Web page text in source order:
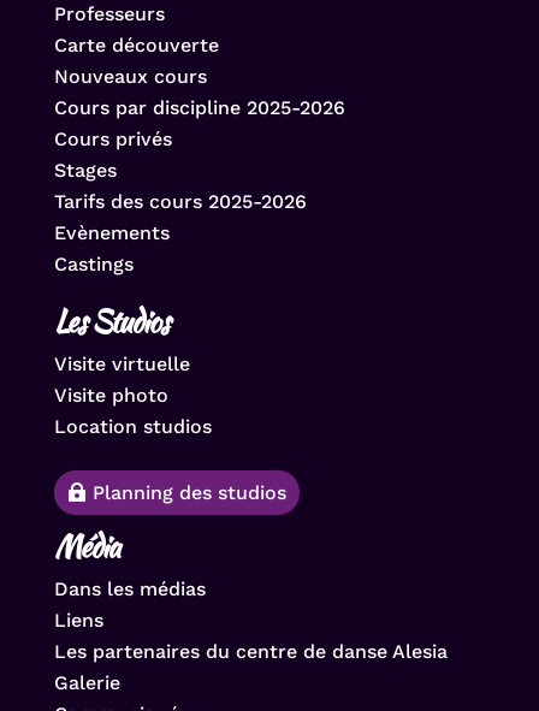
Professeurs
Carte découverte
Nouveaux cours
Cours par discipline 2025-2026
Cours privés
Stages
Tarifs des cours 2025-2026
Evènements
Castings
Les Studios
Visite virtuelle
Visite photo
Location studios
Planning des studios
Média
Dans les médias
Liens
Les partenaires du centre de danse Alesia
Galerie